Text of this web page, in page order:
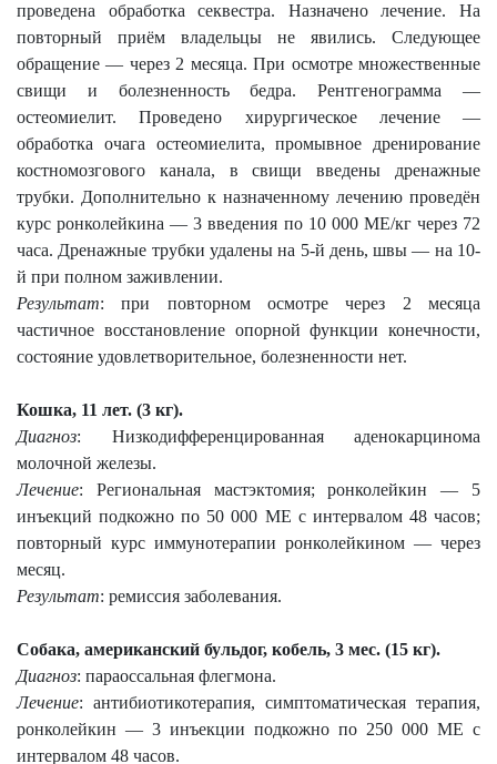
проведена обработка секвестра. Назначено лечение. На
повторный приём владельцы не явились. Следующее
обращение — через 2 месяца. При осмотре множественные
свищи и болезненность бедра. Рентгенограмма —
остеомиелит. Проведено хирургическое лечение —
обработка очага остеомиелита, промывное дренирование
костномозгового канала, в свищи введены дренажные
трубки. Дополнительно к назначенному лечению проведён
курс ронколейкина — 3 введения по 10 000 МЕ/кг через 72
часа. Дренажные трубки удалены на 5-й день, швы — на 10-
й при полном заживлении.
Результат: при повторном осмотре через 2 месяца
частичное восстановление опорной функции конечности,
состояние удовлетворительное, болезненности нет.
Кошка, 11 лет. (3 кг).
Диагноз: Низкодифференцированная аденокарцинома
молочной железы.
Лечение: Региональная мастэктомия; ронколейкин — 5
инъекций подкожно по 50 000 МЕ с интервалом 48 часов;
повторный курс иммунотерапии ронколейкином — через
месяц.
Результат: ремиссия заболевания.
Собака, американский бульдог, кобель, 3 мес. (15 кг).
Диагноз: параоссальная флегмона.
Лечение: антибиотикотерапия, симптоматическая терапия,
ронколейкин — 3 инъекции подкожно по 250 000 МЕ с
интервалом 48 часов.